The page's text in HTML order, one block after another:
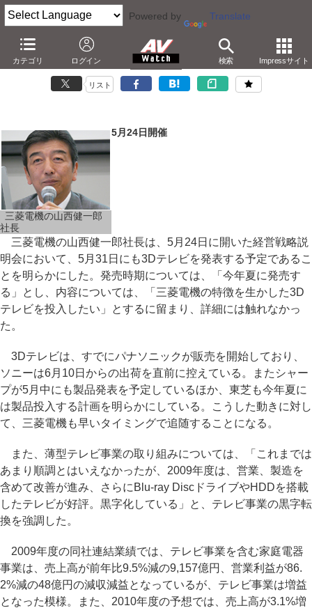
Powered by Translate
カテゴリ ログイン 検索 Impressサイト
三菱、5月中に3Dテレビを発表。今夏にも発売
－経営戦略説明会開催。「TV事業は従来通り規模を追わない」
リスト
三菱電機の山西健一郎
社長
5月24日開催
三菱電機の山西健一郎社長は、5月24日に開いた経営戦略説
明会において、5月31日にも3Dテレビを発表する予定であるこ
とを明らかにした。発売時期については、「今年夏に発売す
る」とし、内容については、「三菱電機の特徴を生かした3D
テレビを投入したい」とするに留まり、詳細には触れなかっ
た。
3Dテレビは、すでにパナソニックが販売を開始しており、
ソニーは6月10日からの出荷を直前に控えている。またシャー
プが5月中にも製品発表を予定しているほか、東芝も今年夏に
は製品投入する計画を明らかにしている。こうした動きに対し
て、三菱電機も早いタイミングで追随することになる。
また、薄型テレビ事業の取り組みについては、「これまでは
あまり順調とはいえなかったが、2009年度は、営業、製造を
含めて改善が進み、さらにBlu-ray DiscドライブやHDDを搭載
したテレビが好評。黒字化している」と、テレビ事業の黒字転
換を強調した。
2009年度の同社連結業績では、テレビ事業を含む家庭電器
事業は、売上高が前年比9.5%減の9,157億円、営業利益が86.
2%減の48億円の減収減益となっているが、テレビ事業は増益
となった模様。また、2010年度の予想では、売上高が3.1%増